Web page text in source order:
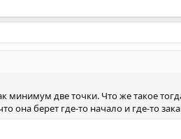
две точки. Что же такое
она берет где-то начало и где-то